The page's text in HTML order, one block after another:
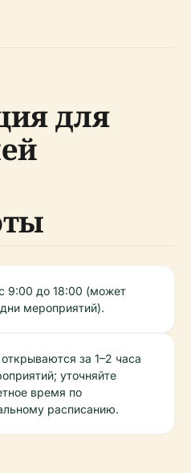
для
9:00 до 18:00 (может
мероприятий).
за 1–2 часа
уточняйте
время по
расписанию.